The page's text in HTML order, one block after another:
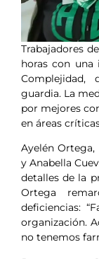
Trabajadores
horas con
guardia. La
por mejores
en áreas
Ayelén
y Anabella
detalles de la
Ortega
deficiencias:
organización.
no tenemos